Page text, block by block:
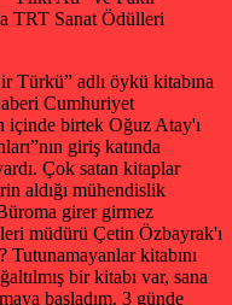
TRT Sanat Ödülleri
Türkü” adlı öykü kitabına
Cumhuriyet
içinde birtek Oğuz Atay'ı
giriş katında
Çok satan kitaplar
aldığı mühendislik
girer girmez
müdürü Çetin Özbayrak'ı
Tutunamayanlar kitabını
bir kitabı var, sana
başladım. 3 günde